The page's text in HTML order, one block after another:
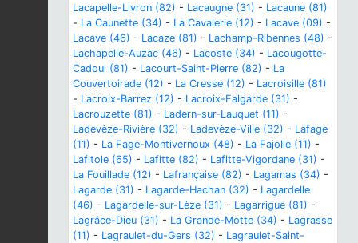
Lacapelle-Livron (82) - Lacaugne (31) - Lacaune (81)
- La Caunette (34) - La Cavalerie (12) - Lacave (09) -
Lacave (46) - Lacaze (81) - Lachamp-Ribennes (48) -
Lachapelle-Auzac (46) - Lacoste (34) - Lacougotte-
Cadoul (81) - Lacourt-Saint-Pierre (82) - La
Couvertoirade (12) - La Cresse (12) - Lacroisille (81)
- Lacroix-Barrez (12) - Lacroix-Falgarde (31) -
Lacrouzette (81) - Ladern-sur-Lauquet (11) -
Ladevèze-Rivière (32) - Ladevèze-Ville (32) - Lafage
(11) - La Fage-Montivernoux (48) - La Fajolle (11) -
Lafitole (65) - Lafitte (82) - Lafitte-Vigordane (31) -
La Fouillade (12) - Lafrançaise (82) - Lagamas (34) -
Lagarde (31) - Lagarde-Hachan (32) - Lagardelle
(46) - Lagardelle-sur-Lèze (31) - Lagarrigue (81) -
Lagrâce-Dieu (31) - La Grande-Motte (34) - Lagrasse
(11) - Lagraulet-du-Gers (32) - Lagraulet-Saint-